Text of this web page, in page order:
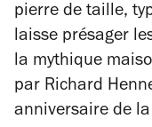
pierre de taille,
laisse présager
la mythique
par Richard
anniversaire de